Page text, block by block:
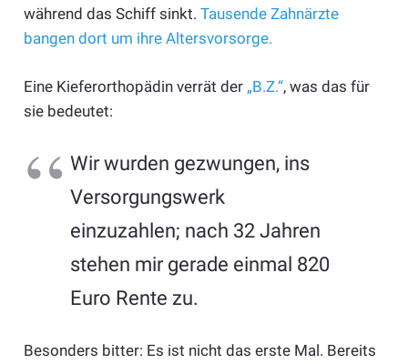
während das Schiff sinkt. Tausende Zahnärzte
bangen dort um ihre Altersvorsorge.
Eine Kieferorthopädin verrät der „B.Z.“, was das für
sie bedeutet:
Wir wurden gezwungen, ins
Versorgungswerk
einzuzahlen; nach 32 Jahren
stehen mir gerade einmal 820
Euro Rente zu.
Besonders bitter: Es ist nicht das erste Mal. Bereits